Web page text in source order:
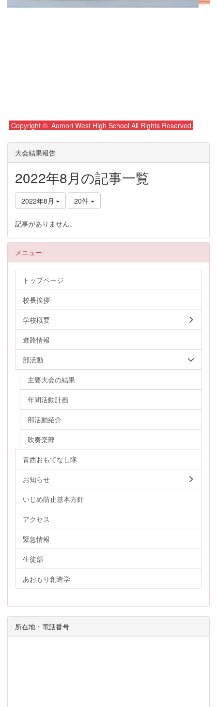
Copyright © Aomori West High School All Rights Reserved.
大会結果報告
2022年8月の記事一覧
2022年8月 20件
記事がありません。
メニュー
トップページ
校長挨拶
学校概要
進路情報
部活動
主要大会の結果
年間活動計画
部活動紹介
吹奏楽部
青西おもてなし隊
お知らせ
いじめ防止基本方針
アクセス
緊急情報
生徒部
あおもり創造学
所在地・電話番号